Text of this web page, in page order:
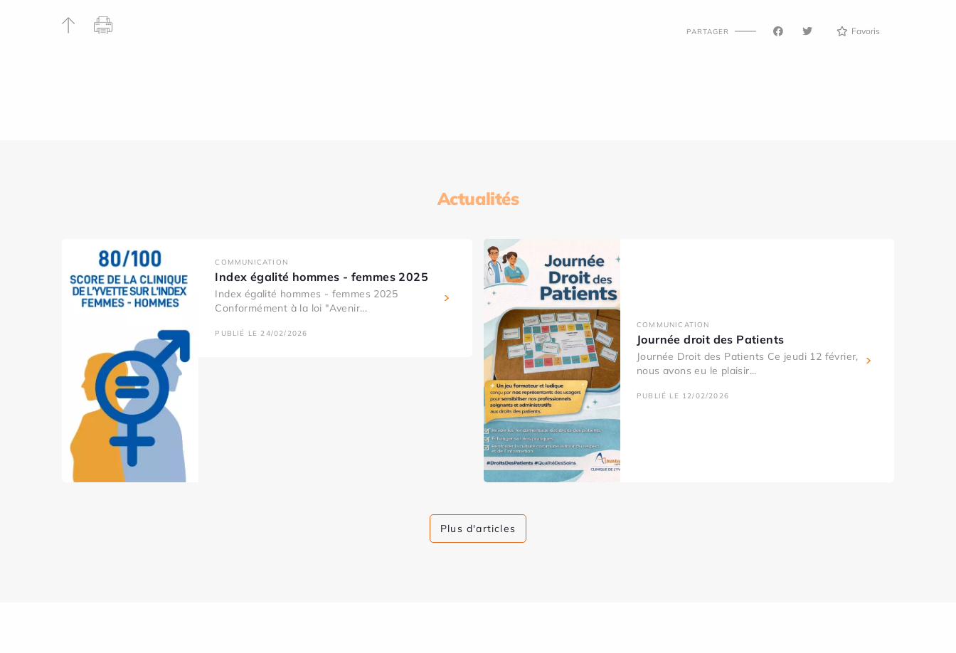
PARTAGER Favoris
Actualités
COMMUNICATION
Index égalité hommes - femmes 2025
Index égalité hommes - femmes 2025
Conformément à la loi "Avenir...
PUBLIÉ LE 24/02/2026
COMMUNICATION
Journée droit des Patients
Journée Droit des Patients Ce jeudi 12 février,
nous avons eu le plaisir...
PUBLIÉ LE 12/02/2026
Plus d'articles